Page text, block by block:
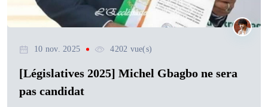
10 nov. 2025 4202 vue(s)
[Législatives 2025] Michel Gbagbo ne sera
pas candidat